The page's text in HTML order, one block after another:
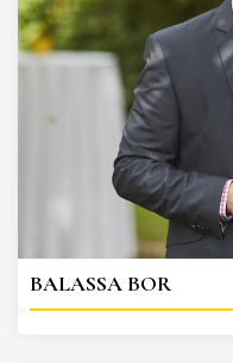
BALASSA BOR